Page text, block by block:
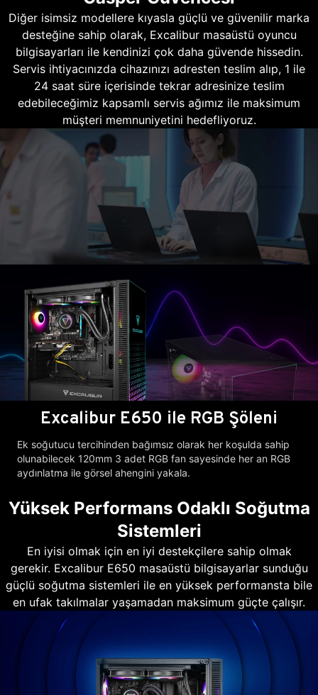
Diğer isimsiz modellere kıyasla güçlü ve güvenilir marka
desteğine sahip olarak, Excalibur masaüstü oyuncu
bilgisayarları ile kendinizi çok daha güvende hissedin.
Servis ihtiyacınızda cihazınızı adresten teslim alıp, 1 ile
24 saat süre içerisinde tekrar adresinize teslim
edebileceğimiz kapsamlı servis ağımız ile maksimum
müşteri memnuniyetini hedefliyoruz.
Excalibur E650 ile RGB Şöleni
Ek soğutucu tercihinden bağımsız olarak her koşulda sahip
olunabilecek 120mm 3 adet RGB fan sayesinde her an RGB
aydınlatma ile görsel ahengini yakala.
Yüksek Performans Odaklı Soğutma
Sistemleri
En iyisi olmak için en iyi destekçilere sahip olmak
gerekir. Excalibur E650 masaüstü bilgisayarlar sunduğu
güçlü soğutma sistemleri ile en yüksek performansta bile
en ufak takılmalar yaşamadan maksimum güçte çalışır.